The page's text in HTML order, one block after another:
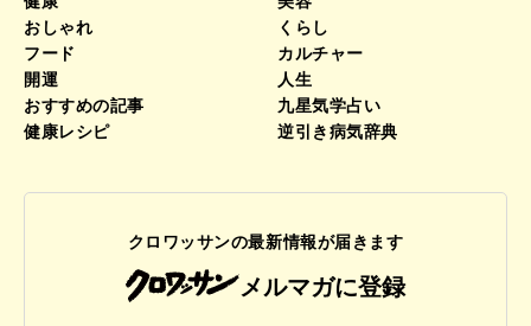
おしゃれ
くらし
フード
カルチャー
開運
人生
おすすめの記事
九星気学占い
健康レシピ
逆引き病気辞典
クロワッサンの最新情報が届きます
メルマガに登録